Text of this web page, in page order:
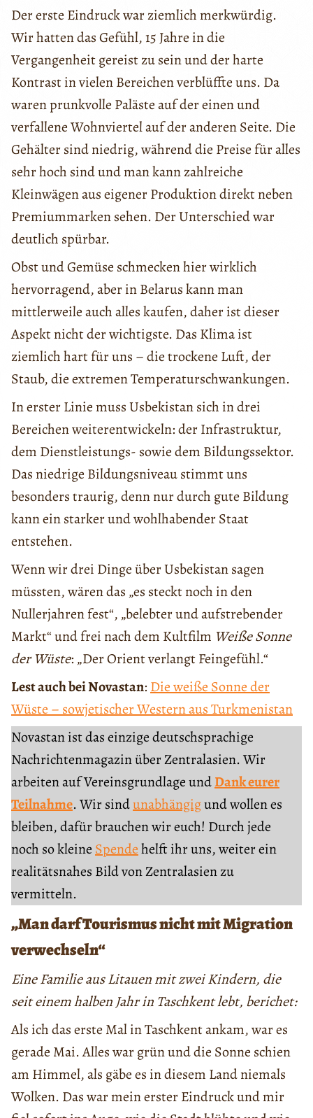
Der erste Eindruck war ziemlich merkwürdig.
Wir hatten das Gefühl, 15 Jahre in die
Vergangenheit gereist zu sein und der harte
Kontrast in vielen Bereichen verblüffte uns. Da
waren prunkvolle Paläste auf der einen und
verfallene Wohnviertel auf der anderen Seite. Die
Gehälter sind niedrig, während die Preise für alles
sehr hoch sind und man kann zahlreiche
Kleinwägen aus eigener Produktion direkt neben
Premiummarken sehen. Der Unterschied war
deutlich spürbar.
Obst und Gemüse schmecken hier wirklich
hervorragend, aber in Belarus kann man
mittlerweile auch alles kaufen, daher ist dieser
Aspekt nicht der wichtigste. Das Klima ist
ziemlich hart für uns – die trockene Luft, der
Staub, die extremen Temperaturschwankungen.
In erster Linie muss Usbekistan sich in drei
Bereichen weiterentwickeln: der Infrastruktur,
dem Dienstleistungs- sowie dem Bildungssektor.
Das niedrige Bildungsniveau stimmt uns
besonders traurig, denn nur durch gute Bildung
kann ein starker und wohlhabender Staat
entstehen.
Wenn wir drei Dinge über Usbekistan sagen
müssten, wären das „es steckt noch in den
Nullerjahren fest“, „belebter und aufstrebender
Markt“ und frei nach dem Kultfilm Weiße Sonne
der Wüste: „Der Orient verlangt Feingefühl.“
Lest auch bei Novastan: Die weiße Sonne der
Wüste – sowjetischer Western aus Turkmenistan
Novastan ist das einzige deutschsprachige
Nachrichtenmagazin über Zentralasien. Wir
arbeiten auf Vereinsgrundlage undDank eurer
Teilnahme. Wir sindunabhängigund wollen es
bleiben, dafür brauchen wir euch! Durch jede
noch so kleine Spendehelft ihr uns, weiter ein
realitätsnahes Bild von Zentralasien zu
vermitteln.
„Man darf Tourismus nicht mit Migration
verwechseln“
Eine Familie aus Litauen mit zwei Kindern, die
seit einem halben Jahr in Taschkent lebt, berichet:
Als ich das erste Mal in Taschkent ankam, war es
gerade Mai. Alles war grün und die Sonne schien
am Himmel, als gäbe es in diesem Land niemals
Wolken. Das war mein erster Eindruck und mir